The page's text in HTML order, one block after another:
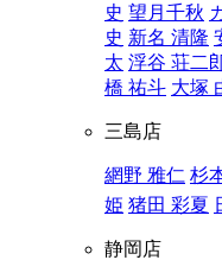
史 望月千秋
史 新名 清隆
太 浮谷 荘二
橋 祐斗 大塚
三島店
網野 雅仁 杉
姫 猪田 彩夏
静岡店